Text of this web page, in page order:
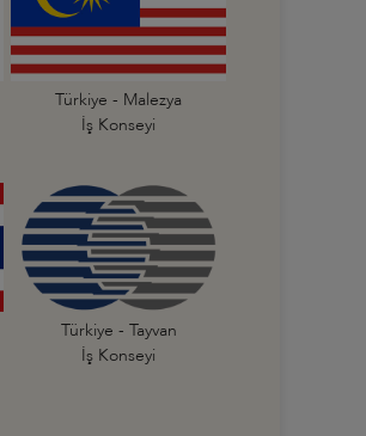
Türkiye - Malezya
İş Konseyi
Türkiye - Tayvan
İş Konseyi